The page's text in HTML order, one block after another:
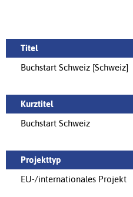
Titel
Buchstart Schweiz [Schweiz]
Kurztitel
Buchstart Schweiz
Projekttyp
EU-/internationales Projekt